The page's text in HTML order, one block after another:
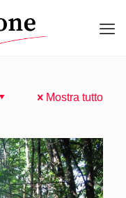
Mostra tutto